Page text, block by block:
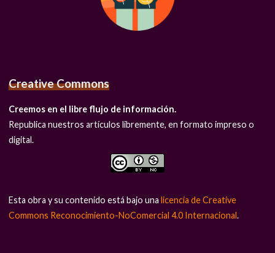
Creative Commons
Creemos en el libre flujo de información.
Republica nuestros artículos libremente, en formato impreso o
digital.
Esta obra y su contenido está bajo unalicencia de Creative
Commons Reconocimiento-NoComercial 4.0 Internacional.